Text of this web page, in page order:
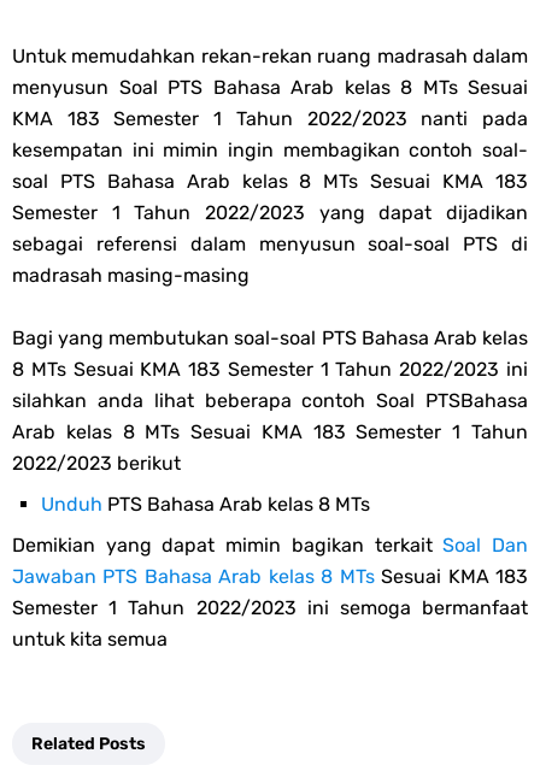
Untuk memudahkan rekan-rekan ruang madrasah dalam
menyusun Soal PTS Bahasa Arab kelas 8 MTs Sesuai
KMA 183 Semester 1 Tahun 2022/2023 nanti pada
kesempatan ini mimin ingin membagikan contoh soal-
soal PTS Bahasa Arab kelas 8 MTs Sesuai KMA 183
Semester 1 Tahun 2022/2023 yang dapat dijadikan
sebagai referensi dalam menyusun soal-soal PTS di
madrasah masing-masing
Bagi yang membutukan soal-soal PTS Bahasa Arab kelas
8 MTs Sesuai KMA 183 Semester 1 Tahun 2022/2023 ini
silahkan anda lihat beberapa contoh Soal PTSBahasa
Arab kelas 8 MTs Sesuai KMA 183 Semester 1 Tahun
2022/2023 berikut
Unduh PTS Bahasa Arab kelas 8 MTs
Demikian yang dapat mimin bagikan terkaitSoal Dan
Jawaban PTS Bahasa Arab kelas 8 MTsSesuai KMA 183
Semester 1 Tahun 2022/2023 ini semoga bermanfaat
untuk kita semua
Related Posts